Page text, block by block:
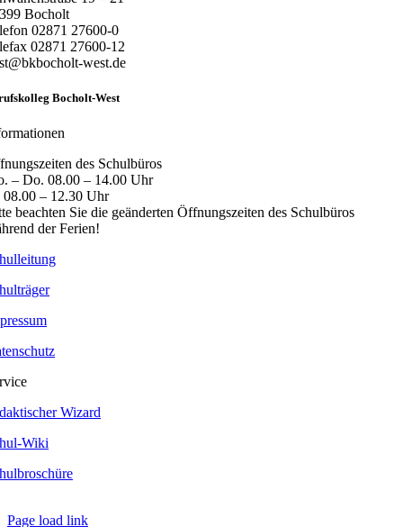
Bocholt
02871 27600-0
02871 27600-12
west.de
Bocholt-West
des Schulbüros
– Do. 08.00 – 14.00 Uhr
08.00 – 12.30 Uhr
beachten Sie die geänderten Öffnungszeiten des Schulbüros
der Ferien!
Wizard
Wiki
Page load link